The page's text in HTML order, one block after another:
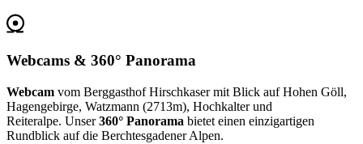
Webcams & 360° Panorama
Webcam vom Berggasthof Hirschkaser mit Blick auf Hohen Göll,
Hagengebirge, Watzmann (2713m), Hochkalter und
Reiteralpe. Unser360° Panorama bietet einen einzigartigen
Rundblick auf die Berchtesgadener Alpen.